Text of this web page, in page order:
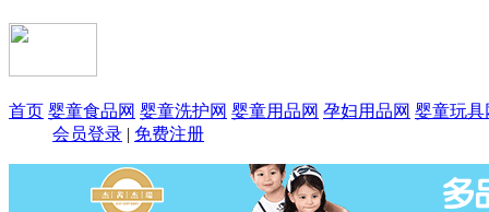
首页 婴童食品网 婴童洗护网 婴童用品网 孕妇用品网 婴童玩具
会员登录 | 免费注册